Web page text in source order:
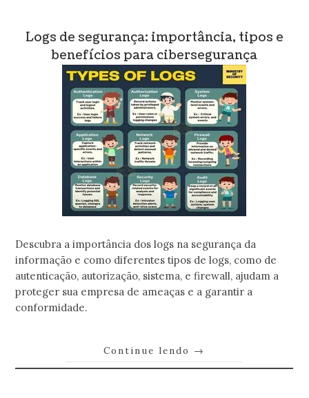
Logs de segurança: importância, tipos e
benefícios para cibersegurança
Descubra a importância dos logs na segurança da
informação e como diferentes tipos de logs, como de
autenticação, autorização, sistema, e firewall, ajudam a
proteger sua empresa de ameaças e a garantir a
conformidade.
Continue lendo →